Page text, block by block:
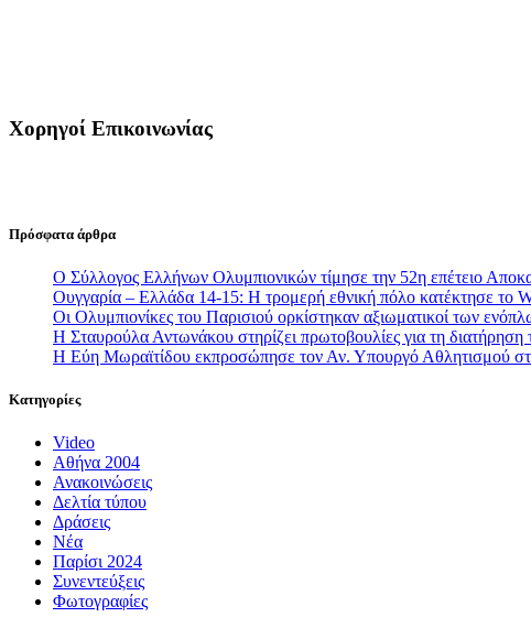
Χορηγοί Επικοινωνίας
Πρόσφατα άρθρα
Ο Σύλλογος Ελλήνων Ολυμπιονικών τίμησε την 52η επέτειο
Ουγγαρία – Ελλάδα 14-15: Η τρομερή εθνική πόλο κατέκτησε το
Οι Ολυμπιονίκες του Παρισιού ορκίστηκαν αξιωματικοί των
Η Σταυρούλα Αντωνάκου στηρίζει πρωτοβουλίες για τη διατήρηση
Η Εύη Μωραϊτίδου εκπροσώπησε τον Αν. Υπουργό Αθλητισμού
Κατηγορίες
Video
Αθήνα 2004
Ανακοινώσεις
Δελτία τύπου
Δράσεις
Νέα
Παρίσι 2024
Συνεντεύξεις
Φωτογραφίες